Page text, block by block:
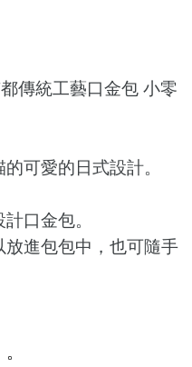
傳統工藝口金包 小零
可愛的日式設計。
口金包。
進包包中，也可隨手